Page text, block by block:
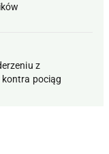
z
kontra pociąg